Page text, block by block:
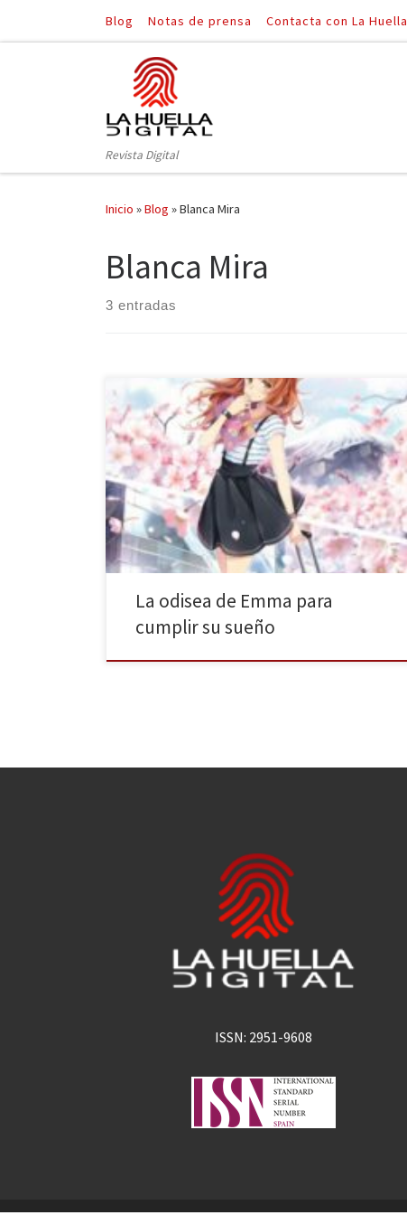
Saltar al contenido
Blog Notas de prensa Contacta con La Huella
Revista Digital
Inicio »Blog »Blanca Mira
Blanca Mira
3 entradas
Planeta Cómic publica Japón: De estudiante a
mangaka de Blanca Mira. Este sello de manga publica
la primera novela ligera de su catálogo Planeta Manga.
Por si no conocéis esta categoría se trata de género
literario típico japonés que se caracteriza por poseer
una gramática sencilla, ilustraciones y una estética
manga. […]
La odisea de Emma para
cumplir su sueño
ISSN: 2951-9608